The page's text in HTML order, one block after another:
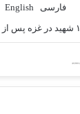
فارسی English